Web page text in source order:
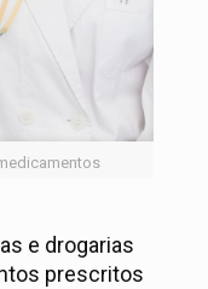
e drogarias
prescritos